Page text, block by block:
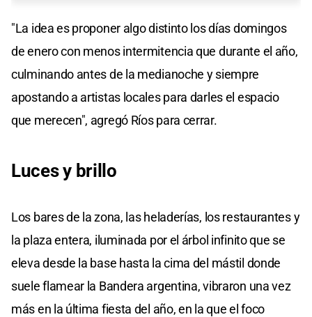
"La idea es proponer algo distinto los días domingos
de enero con menos intermitencia que durante el año,
culminando antes de la medianoche y siempre
apostando a artistas locales para darles el espacio
que merecen", agregó Ríos para cerrar.
Luces y brillo
Los bares de la zona, las heladerías, los restaurantes y
la plaza entera, iluminada por el árbol infinito que se
eleva desde la base hasta la cima del mástil donde
suele flamear la Bandera argentina, vibraron una vez
más en la última fiesta del año, en la que el foco